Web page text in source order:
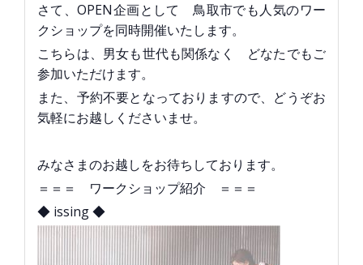
さて、OPEN企画として 鳥取市でも人気のワー
クショップを同時開催いたします。
こちらは、男女も世代も関係なく どなたでもご
参加いただけます。
また、予約不要となっておりますので、どうぞお
気軽にお越しくださいませ。
みなさまのお越しをお待ちしております。
＝＝＝ ワークショップ紹介 ＝＝＝
◆ issing ◆